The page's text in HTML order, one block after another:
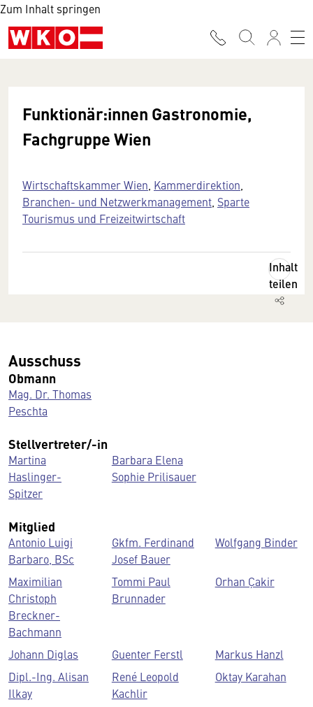
Zum Inhalt springen
Funktionär:innen Gastronomie,
Fachgruppe Wien
Wirtschaftskammer Wien Kammerdirektion
Branchen- und Netzwerkmanagement Sparte
Tourismus und Freizeitwirtschaft
Inhalt
teilen
Ausschuss
Obmann
Mag. Dr. Thomas
Peschta
Stellvertreter/-in
Martina
Haslinger-
Spitzer
Barbara Elena
Sophie Prilisauer
Mitglied
Antonio Luigi
Barbaro, BSc
Gkfm. Ferdinand
Josef Bauer
Wolfgang Binder
Maximilian
Christoph
Breckner-
Bachmann
Tommi Paul
Brunnader
Orhan Çakir
Johann Diglas Guenter Ferstl
Markus Hanzl
Dipl.-Ing. Alisan
Ilkay
René Leopold
Kachlir
Oktay Karahan